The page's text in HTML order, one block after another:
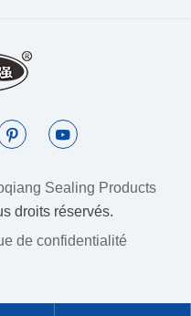
 
Sealing Products
droits réservés.
de confidentialité